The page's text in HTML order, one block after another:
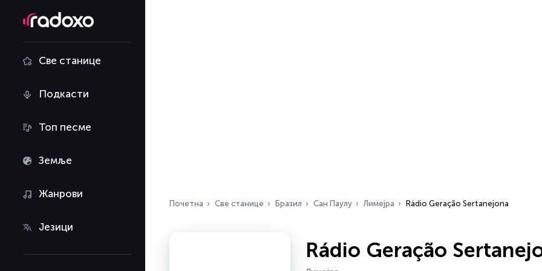
Све станице
Подкасти
Топ песме
Земље
Жанрови
Језици
Почетна Све станице Бразил Сан Паулу Лимејра Rádio Geração Sertanejona
Rádio Geração